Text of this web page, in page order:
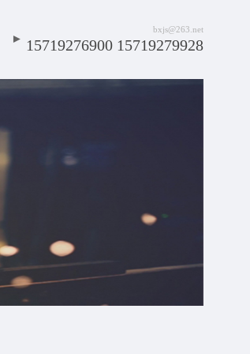
bxjs@263.net
15719276900 15719279928
►